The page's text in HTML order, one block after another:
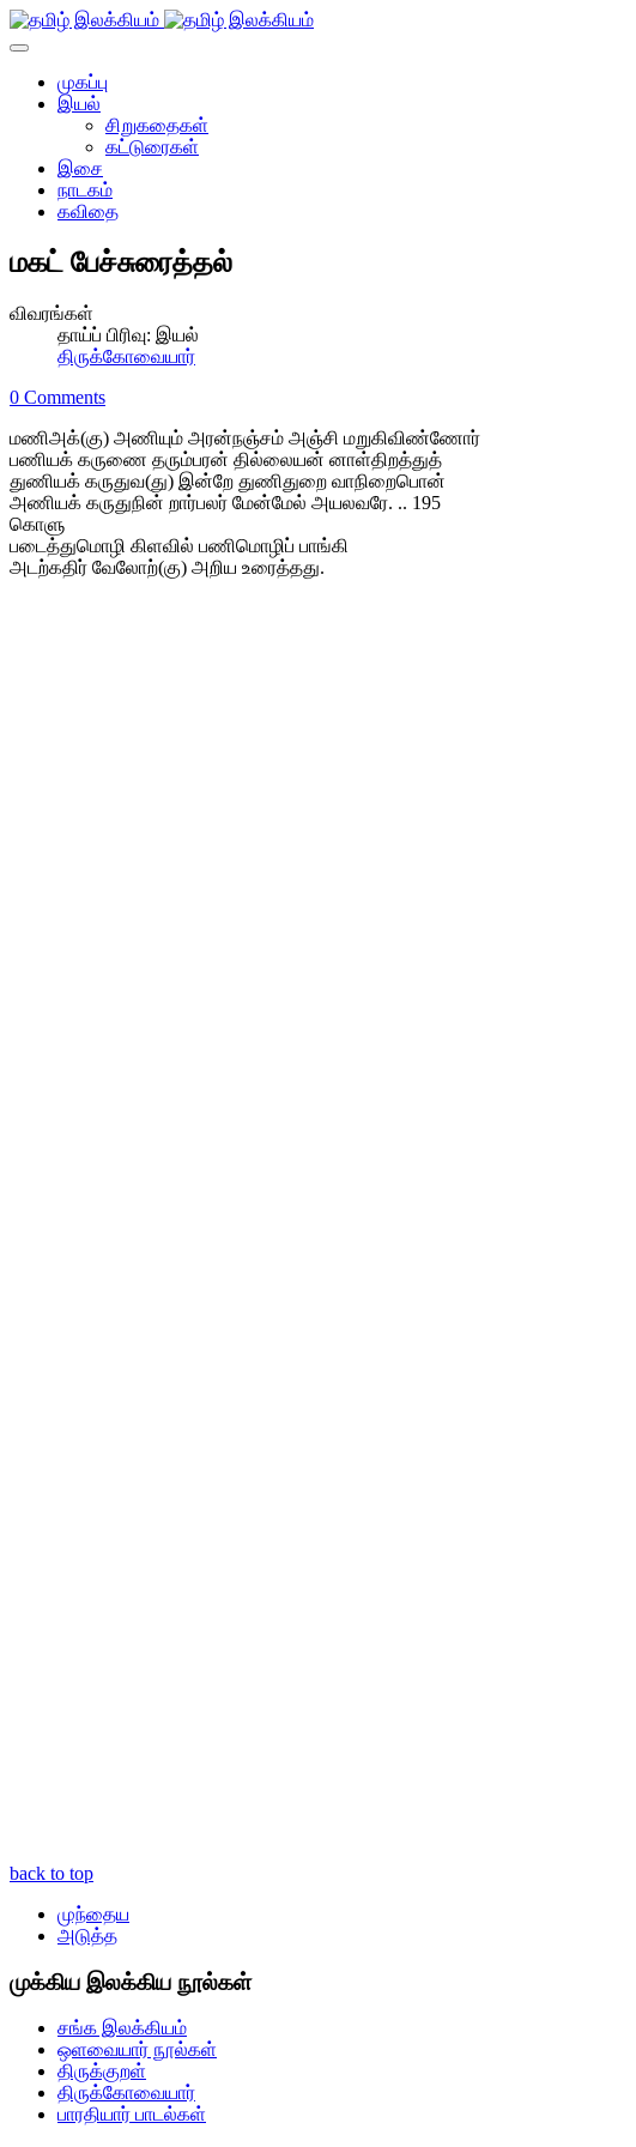
முகப்பு
இயல்
சிறுகதைகள்
கட்டுரைகள்
இசை
நாடகம்
கவிதை
மகட் பேச்சுரைத்தல்
விவரங்கள்
தாய்ப் பிரிவு: இயல்
திருக்கோவையார்
0 Comments
மணிஅக்(கு) அணியும் அரன்நஞ்சம் அஞ்சி மறுகிவிண்ணோர்
பணியக் கருணை தரும்பரன் தில்லையன் னாள்திறத்துத்
துணியக் கருதுவ(து) இன்றே துணிதுறை வாநிறைபொன்
அணியக் கருதுநின் றார்பலர் மேன்மேல் அயலவரே. .. 195
கொளு
படைத்துமொழி கிளவில் பணிமொழிப் பாங்கி
அடற்கதிர் வேலோற்(கு) அறிய உரைத்தது.
back to top
முந்தைய
அடுத்த
முக்கிய இலக்கிய நூல்கள்
சங்க இலக்கியம்
ஒளவையார் நூல்கள்
திருக்குறள்
திருக்கோவையார்
பாரதியார் பாடல்கள்